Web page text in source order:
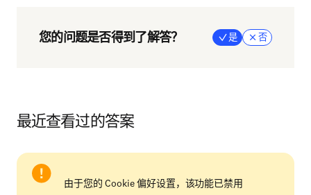
您的问题是否得到了解答？ 是 否
最近查看过的答案
由于您的 Cookie 偏好设置，该功能已禁用